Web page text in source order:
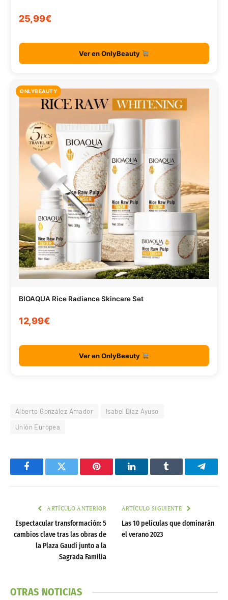
25,99€
Ver en OnlyBeauty
ONLYBEAUTY
BIOAQUA Rice Radiance Skincare Set
12,99€
Ver en OnlyBeauty
Alberto González Amador
Isabel Díaz Ayuso
Unión Europea
FacebookTwitter Pinterest LinkedInTumblr
ARTÍCULO ANTERIOR
Espectacular transformación: 5
cambios clave tras las obras de
la Plaza Gaudí junto a la
Sagrada Familia
ARTÍCULO SIGUIENTE
Las 10 películas que dominarán
el verano 2023
OTRAS NOTICIAS